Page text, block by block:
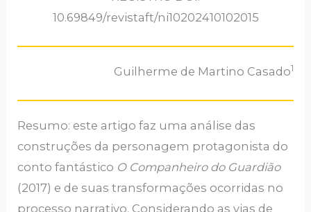
10.69849/revistaft/ni10202410102015
Guilherme de Martino Casado1
Resumo: este artigo faz uma análise das
construções da personagem protagonista do
conto fantástico O Companheiro do Guardião
(2017) e de suas transformações ocorridas no
processo narrativo. Considerando as vias de